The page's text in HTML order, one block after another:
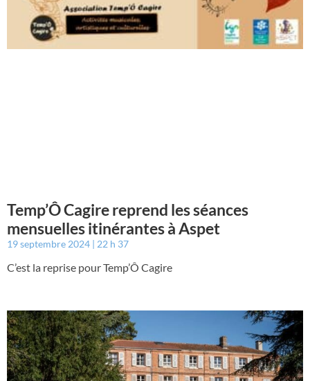
Temp’Ô Cagire reprend les séances
mensuelles itinérantes à Aspet
19 septembre 2024 22 h 37
C’est la reprise pour Temp’Ô Cagire